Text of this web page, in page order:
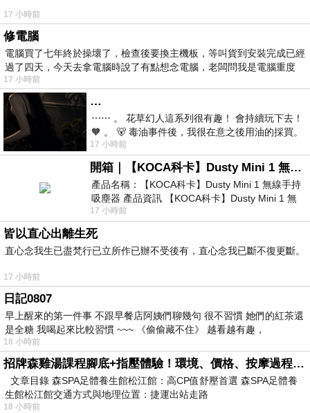
17 小時前
修電腦
電腦買了七年終於操壞了，檢查後要換主機板，等叫貨到安裝完成已經
過了四天，今天去拿電腦時說了有點想念電腦，老闆問我是電腦重度
17 小時前
…
⋯⋯ 。 花草幻人這系列很有趣！ 會持續玩下去！
🧡 。 🐻 毒油事件後，我很在意之後用油的採買。
前天購買了我之前就很愛
17 小時前
開箱｜【KOCA科卡】Dusty Mini 1 無線手持吸塵器
產品名稱：【KOCA科卡】Dusty Mini 1 無線手持
吸塵器 產品資訊 【KOCA科卡】Dusty Mini 1 無
線手持吸塵器評語： 能吸、能吹兼具兩
17 小時前
皆以直心出離生死
直心念我生已盡梵行已立所作已辦不受後有，直心念我已斷不復更斷。
17 小時前
日記0807
早上醒來的第一件事 不跟早餐店阿姨們聊幾句 很不習慣 她們的紅茶還
是全糖 我喝起來比較習慣 ~~~ 《偷偷藏不住》 越看越有趣，
18 小時前
招牌森雞湯課程腳底+指壓體驗！環境、價格、按摩過程全紀錄，森SPA足體養生館松江館最新價格表
文章目錄 森SPA足體養生館松江館：高CP值舒壓首選 森SPA足體養
生館松江館交通方式與地理位置：捷運出站走路
18 小時前